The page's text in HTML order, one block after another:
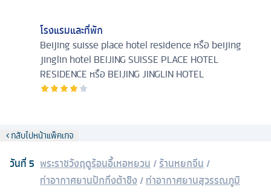
โรงแรมและที่พัก
Beijing suisse place hotel residence หรือ beijing
jinglin hotel BEIJING SUISSE PLACE HOTEL
RESIDENCE หรือ BEIJING JINGLIN HOTEL
กลับไปหน้าแพ็คเกจ
วันที่5 พระราชวังฤดูร้อนอี้เหอหยวน /ร้านหยกจีน /
ท่าอากาศยานปักกิ่งต้าชิง/ท่าอากาศยานสุวรรณภูมิ